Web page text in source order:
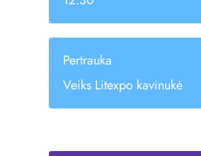
Pertrauka
Veiks Litexpo kavinukė